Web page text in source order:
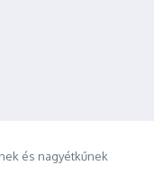
és nagyétkűnek